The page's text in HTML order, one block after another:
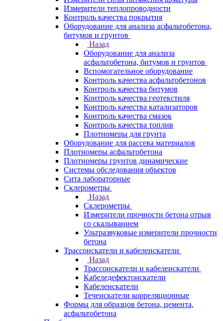
Измерители теплопроводности
Контроль качества покрытия
Оборудование для анализа асфальтобетона,
битумов и грунтов
Назад
Оборудование для анализа
асфальтобетона, битумов и грунтов
Вспомогательное оборудование
Контроль качества асфальтобетонов
Контроль качества битумов
Контроль качества геотекстиля
Контроль качества катализаторов
Контроль качества смазок
Контроль качества топлив
Плотномеры для грунта
Оборудование для рассева материалов
Плотномеры асфальтобетона
Плотномеры грунтов динамические
Системы обследования объектов
Сита лабораторные
Склерометры
Назад
Склерометры
Измерители прочности бетона отрыв
со скалыванием
Ультразвуковые измерители прочности
бетона
Трассоискатели и кабелеискатели
Назад
Трассоискатели и кабелеискатели
Кабеледефектоискатели
Кабелеискатели
Течеискатели корреляционные
Формы для образцов бетона, цемента,
асфальтобетона